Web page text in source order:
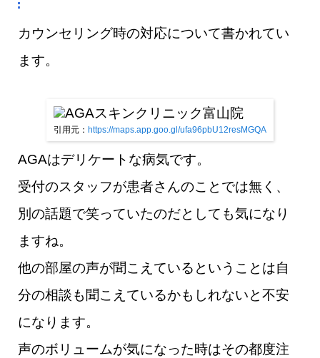
カウンセリング時の対応について書かれてい
ます。
引用元： https://maps.app.goo.gl/ufa96pbU12resMGQA
AGAはデリケートな病気です。
受付のスタッフが患者さんのことでは無く、
別の話題で笑っていたのだとしても気になり
ますね。
他の部屋の声が聞こえているということは自
分の相談も聞こえているかもしれないと不安
になります。
声のボリュームが気になった時はその都度注